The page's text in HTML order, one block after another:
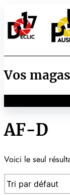
au
contenu
Vos
AF-D
Voici le seul